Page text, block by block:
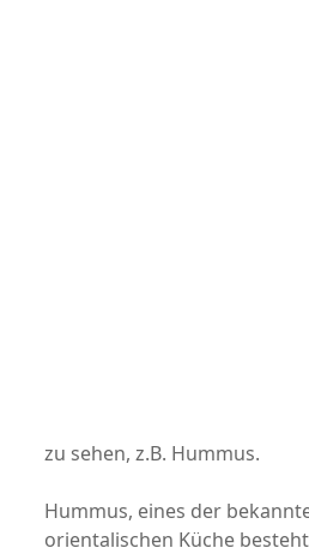
zu sehen, z.B. Hummus.
Hummus, eines der
orientalischen Küche